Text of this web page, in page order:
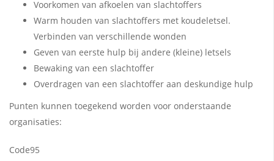
Voorkomen van afkoelen van slachtoffers
Warm houden van slachtoffers met koudeletsel.
Verbinden van verschillende wonden
Geven van eerste hulp bij andere (kleine) letsels
Bewaking van een slachtoffer
Overdragen van een slachtoffer aan deskundige hulp
Punten kunnen toegekend worden voor onderstaande
organisaties:
Code95